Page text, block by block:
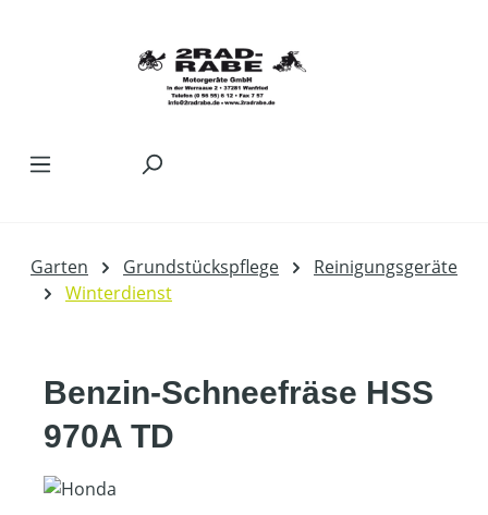
Garten Grundstückspflege
Reinigungsgeräte
Winterdienst
Benzin-Schneefräse HSS
970A TD